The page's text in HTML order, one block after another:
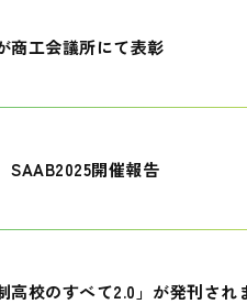
商工会議所にて表彰
開催報告
高校のすべて2.0」が発刊され